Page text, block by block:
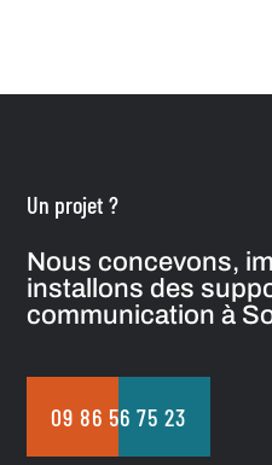
Un projet ?
Nous concevons,
installons des
communication à
09 86 56 75 23